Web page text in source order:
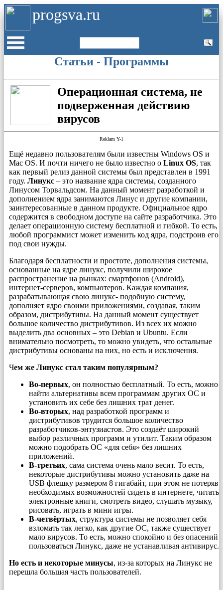
progsva.ru
Статьи - Программы
Операционная система, не
подверженная действию
вирусов
Reklam Y-1
Ещё недавно пользователям были известны Windows OS и
Mac OS. И почти ничего не было известно о Linux OS, так
как первый релиз данной системы был представлен в 1991
году. Линукс – это название ядра системы, созданного
Линусом Торвальдсом. На данный момент разработкой и
дополнением ядра занимаются Линус и другие компании,
заинтересованные в данном продукте. Официальное ядро
содержится в свободном доступе на сайте разработчика. Это
делает операционную систему бесплатной и гибкой. То есть,
любой программист может изменить код ядра, подстроив его
под свои нужды.
Благодаря бесплатности и простоте, дополнения системы,
основанные на ядре линукс, получили широкое
распространение на рынках: смартфонов (Android),
интернет-серверов, компьютеров. Каждая компания,
разрабатывающая свою линукс- подобную систему,
дополняет ядро своими приложениями, создавая, таким
образом, дистрибутивы. На данный момент существует
большое количество дистрибутивов. Из всех их можно
выделить два основных – это Debian и Ubuntu. Если
внимательно посмотреть, то можно увидеть, что остальные
дистрибутивы основаны на них, но есть и исключения.
Чем же Линукс стал таким популярным?
Во-первых, он полностью бесплатный. То есть, можно
найти альтернативы всем программам других ОС и
установить их себе без лишних трат денег.
Во-вторых, над разработкой программ и
дистрибутивов трудится большое количество
разработчиков-энтузиастов. Это создаёт широкий
выбор различных программ и утилит. Таким образом
можно подобрать ОС «для себя» без лишних
приложений.
В-третьих, сама система очень мало весит. То есть,
некоторые дистрибутивы можно установить даже на
USB флешку размером 8 гигабайт, при этом не потеряв
необходимых возможностей сидеть в интернете, читать
электронные книги, смотреть видео, слушать музыку,
рисовать, играть в мини игры.
В-четвёртых, структура системы не позволяет себя
взломать так легко, как другие ОС, также существует
мало вирусов. То есть, можно спокойно и без опасений
пользоваться Линукс, даже не устанавливая антивирус.
Но есть и некоторые минусы, из-за которых на Линукс не
перешла большая часть пользователей.